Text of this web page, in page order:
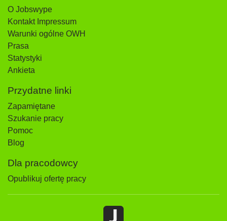
O Jobswype
Kontakt Impressum
Warunki ogólne OWH
Prasa
Statystyki
Ankieta
Przydatne linki
Zapamiętane
Szukanie pracy
Pomoc
Blog
Dla pracodowcy
Opublikuj ofertę pracy